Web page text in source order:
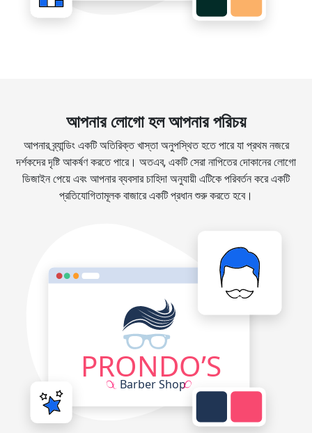
আপনার লোগো হল আপনার পরিচয়
আপনার ব্র্যান্ডিং একটি অতিরিক্ত খাস্তা অনুপস্থিত হতে পারে যা প্রথম নজরে
দর্শকদের দৃষ্টি আকর্ষণ করতে পারে। অতএব, একটি সেরা নাপিতের দোকানের লোগো
ডিজাইন পেয়ে এবং আপনার ব্যবসার চাহিদা অনুযায়ী এটিকে পরিবর্তন করে একটি
প্রতিযোগিতামূলক বাজারে একটি প্রধান শুরু করতে হবে।